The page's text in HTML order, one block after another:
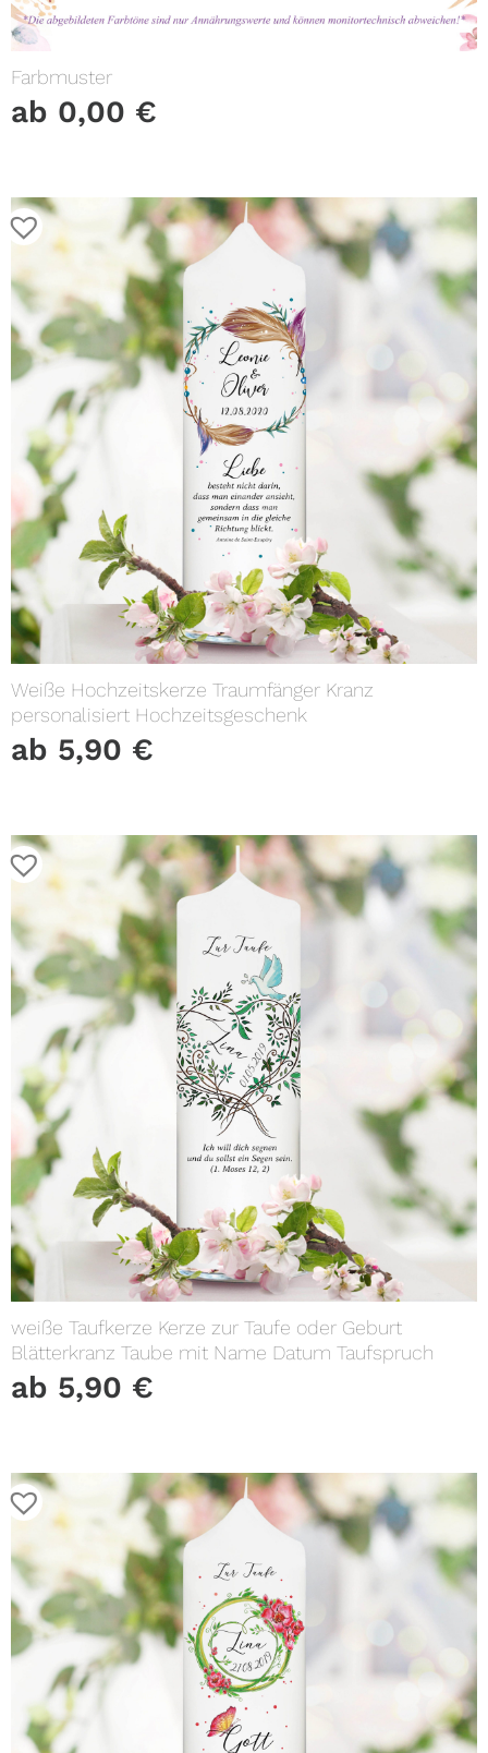
Farbmuster
ab 0,00 €
Weiße Hochzeitskerze Traumfänger Kranz
personalisiert Hochzeitsgeschenk
ab 5,90 €
weiße Taufkerze Kerze zur Taufe oder Geburt
Blätterkranz Taube mit Name Datum Taufspruch
ab 5,90 €